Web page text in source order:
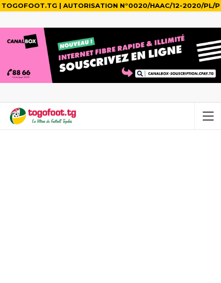
TOGOFOOT.TG | AUTORISATION N°0020/HAAC/12-2020/PL/P